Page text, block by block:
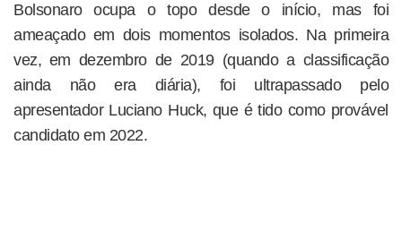
Bolsonaro ocupa o topo desde o início, mas foi
ameaçado em dois momentos isolados. Na primeira
vez, em dezembro de 2019 (quando a classificação
ainda não era diária), foi ultrapassado pelo
apresentador Luciano Huck, que é tido como provável
candidato em 2022.